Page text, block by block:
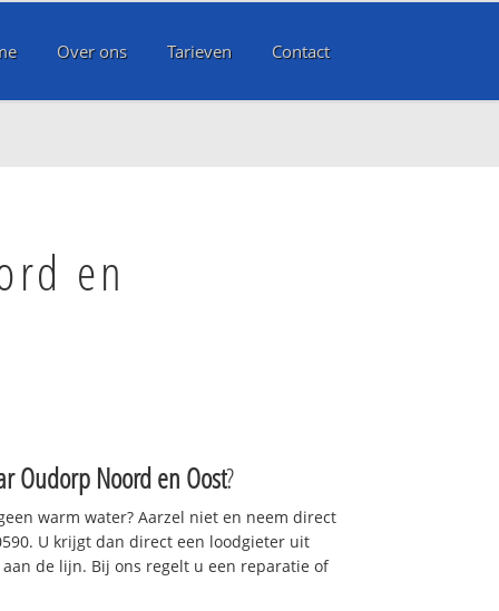
Over ons Tarieven Contact
en
Oudorp Noord en Oost?
warm water? Aarzel niet en neem direct
U krijgt dan direct een loodgieter uit
aan de lijn. Bij ons regelt u een reparatie of